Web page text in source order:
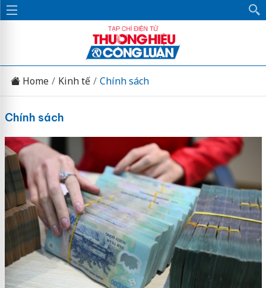
Home Kinh tế Chính sách
Chính sách